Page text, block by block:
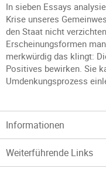
In sieben Essays
Krise unseres
den Staat nicht
Erscheinungsformen
merkwürdig das klingt:
Positives bewirken. Sie
Umdenkungsprozess
Informationen
Weiterführende Links